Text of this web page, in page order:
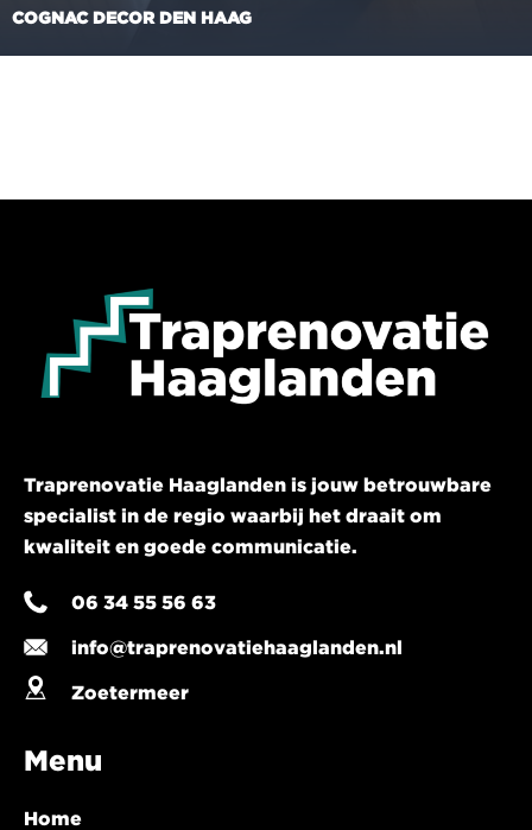
COGNAC DECOR DEN HAAG
Traprenovatie Haaglanden is jouw betrouwbare
specialist in de regio waarbij het draait om
kwaliteit en goede communicatie.
06 34 55 56 63
info@traprenovatiehaaglanden.nl
Zoetermeer
Menu
Home